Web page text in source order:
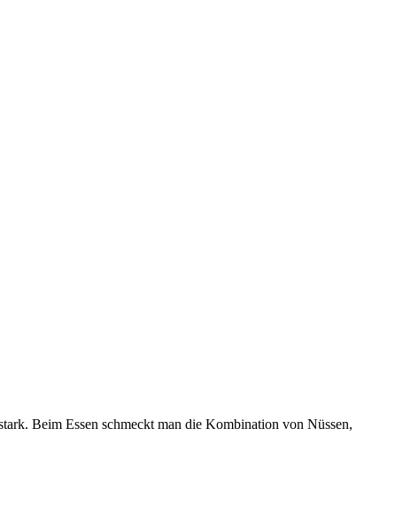
Beim Essen schmeckt man die Kombination von Nüssen,